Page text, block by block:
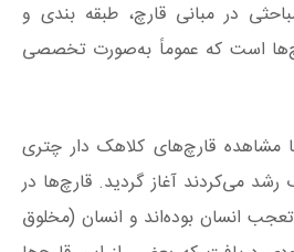
در مبانی قارچ، طبقه‌ بندی و
است که عموماً به‌صورت تخصصی
مشاهده قارچ‌های کلاهک دار چتری
می‌کردند آغاز گردید. قارچ‌ها در
انسان بوده‌اند و انسان (مخلوق